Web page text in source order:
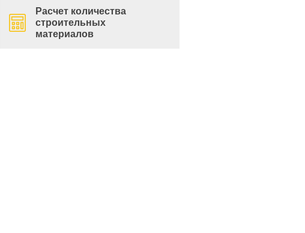
Расчет количества
строительных
материалов